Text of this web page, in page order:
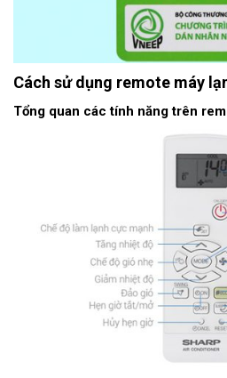
Cách sử dụng remote máy
Tổng quan các tính năng trên